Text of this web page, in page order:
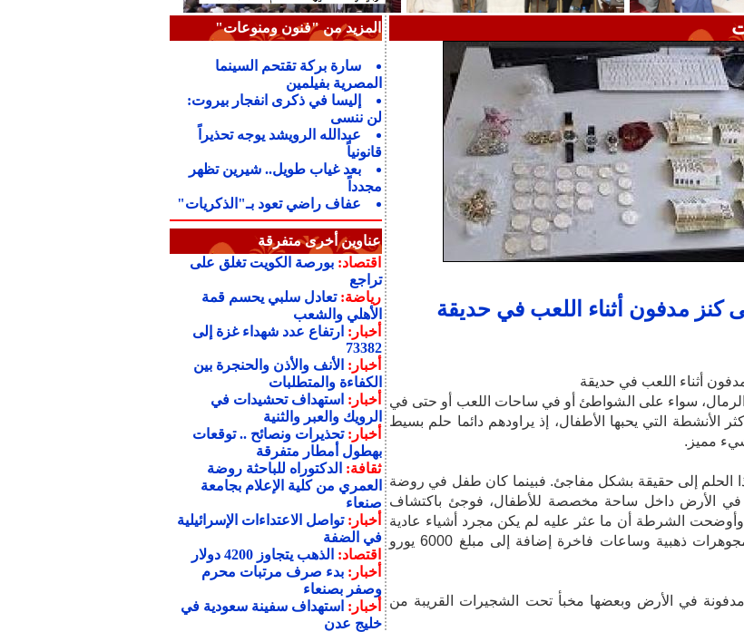
كنز مدفون أثناء اللعب في حديقة
أثناء اللعب في حديقة
الرمال، سواء على الشواطئ أو في ساحات اللعب أو حتى في
الأنشطة التي يحبها الأطفال، إذ يراودهم دائما حلم بسيط
مميز.
الحلم إلى حقيقة بشكل مفاجئ. فبينما كان طفل في روضة
في الأرض داخل ساحة مخصصة للأطفال، فوجئ باكتشاف
الشرطة أن ما عثر عليه لم يكن مجرد أشياء عادية
بل عملات فضية ومجوهرات ذهبية وساعات فاخرة إضافة إلى مبلغ 6000 يورو
مدفونة في الأرض وبعضها مخبأ تحت الشجيرات القريبة من
المزيد من "فنون ومنوعات"
سارة بركة تقتحم السينما
المصرية بفيلمين
إليسا في ذكرى انفجار بيروت:
لن ننسى
عبدالله الرويشد يوجه تحذيراً
قانونياً
بعد غياب طويل.. شيرين تظهر
مجدداً
عفاف راضي تعود بـ"الذكريات"
عناوين أخرى متفرقة
اقتصاد:بورصة الكويت تغلق على
تراجع
رياضة:تعادل سلبي يحسم قمة
الأهلي والشعب
أخبار: ارتفاع عدد شهداء غزة إلى
73382
أخبار: الأنف والأذن والحنجرة بين
الكفاءة والمتطلبات
أخبار: استهداف تحشيدات في
الرويك والعبر والثنية
أخبار:تحذيرات ونصائح .. توقعات
بهطول أمطار متفرقة
ثقافة: الدكتوراه للباحثة روضة
العمري من كلية الإعلام بجامعة
صنعاء
أخبار:تواصل الاعتداءات الإسرائيلية
في الضفة
اقتصاد: الذهب يتجاوز 4200 دولار
أخبار:بدء صرف مرتبات محرم
وصفر بصنعاء
أخبار: استهداف سفينة سعودية في
خليج عدن